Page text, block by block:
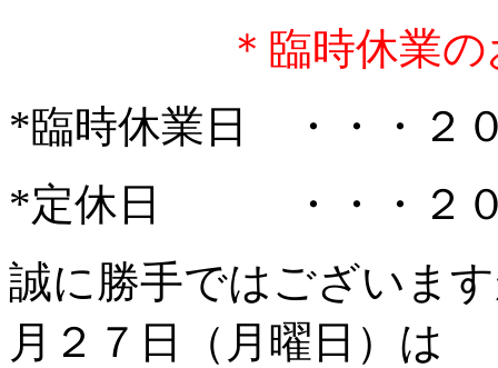
＊臨時休業のお
*臨時休業日 ・・・２
*定休日 ・・・２０
誠に勝手ではございま
月２７日（月曜日）は